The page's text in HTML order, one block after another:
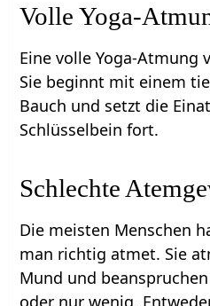
Volle Yoga-
Eine volle Yoga-Atmung
Sie beginnt mit einem
Bauch und setzt die
Schlüsselbein fort.
Schlechte
Die meisten Menschen
man richtig atmet. Sie
Mund und
oder nur wenig.